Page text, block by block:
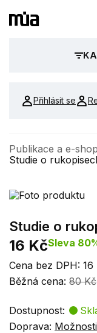
Přihlásit se
Publikace a e-shop
Studie o
Studie o
16 KčSleva
Cena bez DPH: 16
Běžná cena: 80 Kč
Dostupnost:
Doprava: